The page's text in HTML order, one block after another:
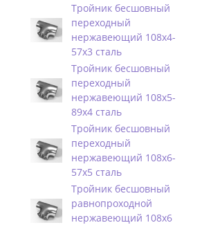
Тройник бесшовный
переходный
нержавеющий 108х4-
57х3 сталь
Тройник бесшовный
переходный
нержавеющий 108х5-
89х4 сталь
Тройник бесшовный
переходный
нержавеющий 108х6-
57х5 сталь
Тройник бесшовный
равнопроходной
нержавеющий 108х6